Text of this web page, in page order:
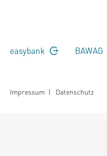
easybank BAWAG
Impressum | Datenschutz